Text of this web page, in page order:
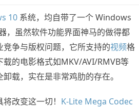
10 系统，均自带了一个 Windows
，虽然软件功能界面神马的做得都
争与版权问题，它所支持的视频格
的电影格式如MKV/AVI/RMVB等
载，实在是非常鸡肋的存在。
改变这一切！ K-Lite Mega Codec